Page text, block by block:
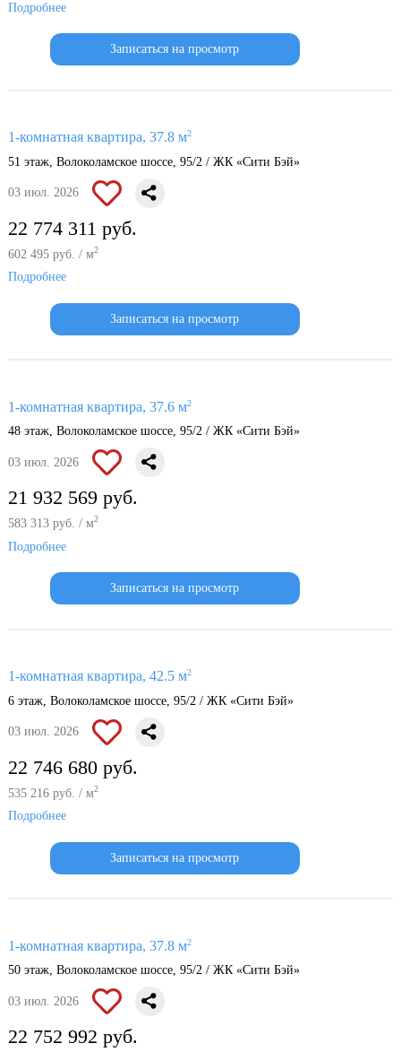
Подробнее
Записаться на просмотр
1-комнатная квартира, 37.8 м2
51 этаж, Волоколамское шоссе, 95/2 / ЖК «Сити Бэй»
03 июл. 2026
22 774 311 руб.
602 495 руб. / м2
Подробнее
Записаться на просмотр
1-комнатная квартира, 37.6 м2
48 этаж, Волоколамское шоссе, 95/2 / ЖК «Сити Бэй»
03 июл. 2026
21 932 569 руб.
583 313 руб. / м2
Подробнее
Записаться на просмотр
1-комнатная квартира, 42.5 м2
6 этаж, Волоколамское шоссе, 95/2 / ЖК «Сити Бэй»
03 июл. 2026
22 746 680 руб.
535 216 руб. / м2
Подробнее
Записаться на просмотр
1-комнатная квартира, 37.8 м2
50 этаж, Волоколамское шоссе, 95/2 / ЖК «Сити Бэй»
03 июл. 2026
22 752 992 руб.